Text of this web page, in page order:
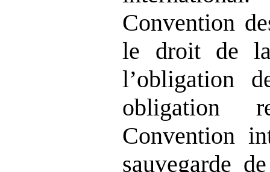
Convention
le droit de la
l’obligation
obligation
Convention
sauvegarde